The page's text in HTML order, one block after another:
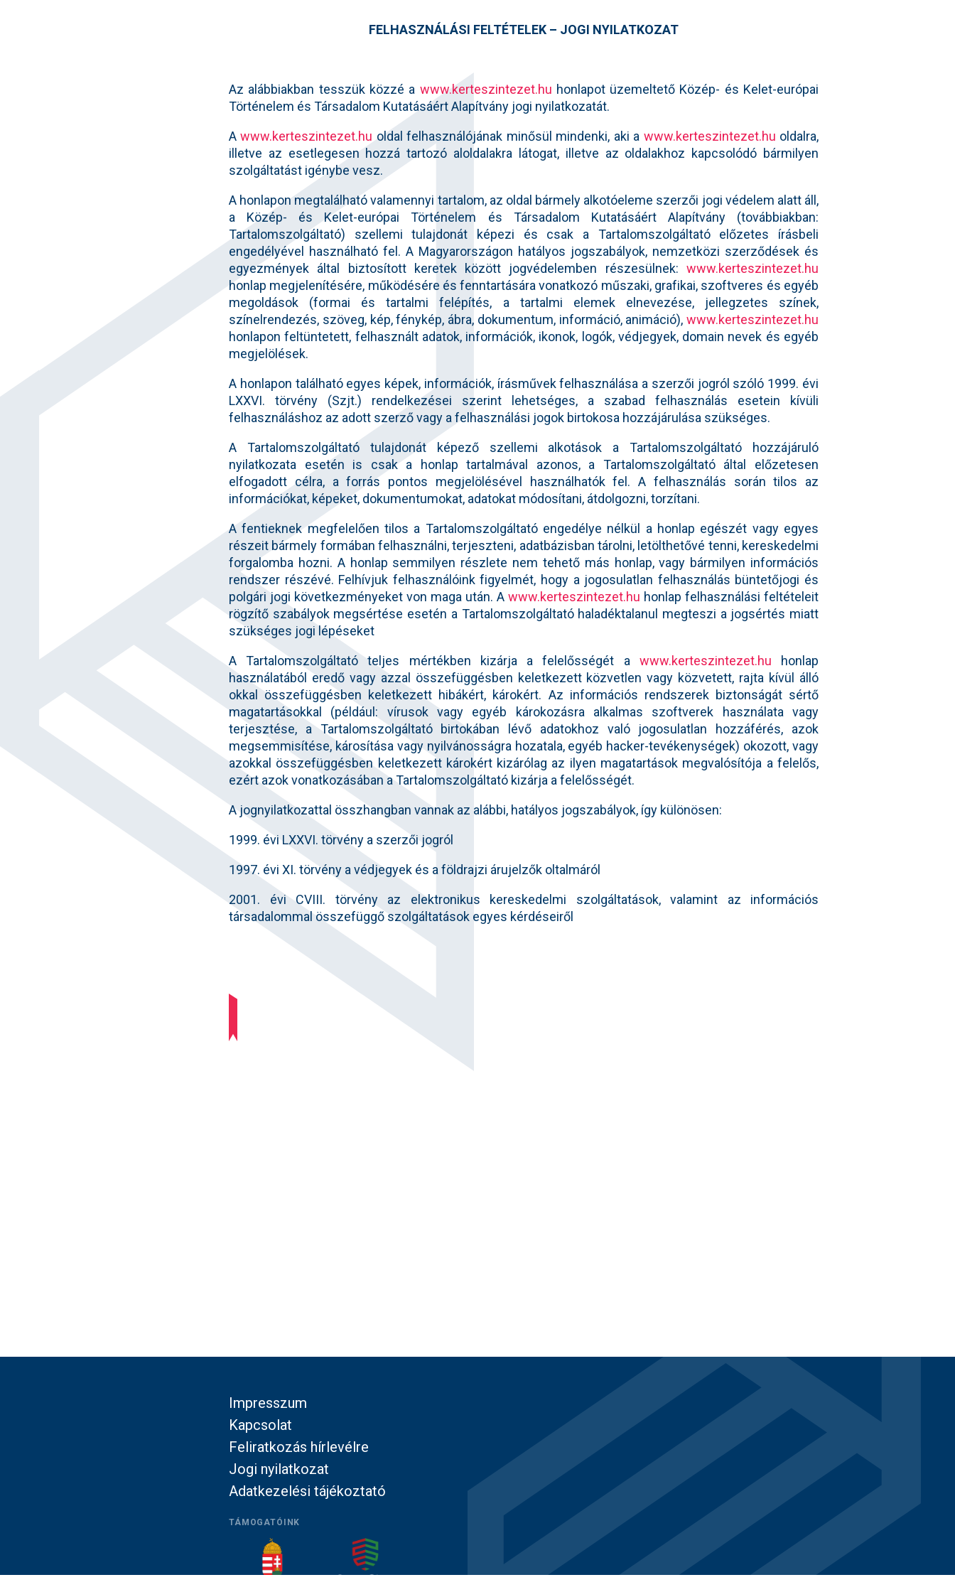
FELHASZNÁLÁSI FELTÉTELEK – JOGI NYILATKOZAT
Az alábbiakban tesszük közzé a www.kerteszintezet.hu honlapot üzemeltető Közép- és Kelet-európai
Történelem és Társadalom Kutatásáért Alapítvány jogi nyilatkozatát.
Awww.kerteszintezet.hu oldal felhasználójának minősül mindenki, aki a www.kerteszintezet.hu oldalra,
illetve az esetlegesen hozzá tartozó aloldalakra látogat, illetve az oldalakhoz kapcsolódó bármilyen
szolgáltatást igénybe vesz.
A honlapon megtalálható valamennyi tartalom, az oldal bármely alkotóeleme szerzői jogi védelem alatt áll,
a Közép- és Kelet-európai Történelem és Társadalom Kutatásáért Alapítvány (továbbiakban:
Tartalomszolgáltató) szellemi tulajdonát képezi és csak a Tartalomszolgáltató előzetes írásbeli
engedélyével használható fel. A Magyarországon hatályos jogszabályok, nemzetközi szerződések és
egyezmények által biztosított keretek között jogvédelemben részesülnek: www.kerteszintezet.hu
honlap megjelenítésére, működésére és fenntartására vonatkozó műszaki, grafikai, szoftveres és egyéb
megoldások (formai és tartalmi felépítés, a tartalmi elemek elnevezése, jellegzetes színek,
színelrendezés, szöveg, kép, fénykép, ábra, dokumentum, információ, animáció), www.kerteszintezet.hu
honlapon feltüntetett, felhasznált adatok, információk, ikonok, logók, védjegyek, domain nevek és egyéb
megjelölések.
A honlapon található egyes képek, információk, írásművek felhasználása a szerzői jogról szóló 1999. évi
LXXVI. törvény (Szjt.) rendelkezései szerint lehetséges, a szabad felhasználás esetein kívüli
felhasználáshoz az adott szerző vagy a felhasználási jogok birtokosa hozzájárulása szükséges.
A Tartalomszolgáltató tulajdonát képező szellemi alkotások a Tartalomszolgáltató hozzájáruló
nyilatkozata esetén is csak a honlap tartalmával azonos, a Tartalomszolgáltató által előzetesen
elfogadott célra, a forrás pontos megjelölésével használhatók fel. A felhasználás során tilos az
információkat, képeket, dokumentumokat, adatokat módosítani, átdolgozni, torzítani.
A fentieknek megfelelően tilos a Tartalomszolgáltató engedélye nélkül a honlap egészét vagy egyes
részeit bármely formában felhasználni, terjeszteni, adatbázisban tárolni, letölthetővé tenni, kereskedelmi
forgalomba hozni. A honlap semmilyen részlete nem tehető más honlap, vagy bármilyen információs
rendszer részévé. Felhívjuk felhasználóink figyelmét, hogy a jogosulatlan felhasználás büntetőjogi és
polgári jogi következményeket von maga után. A www.kerteszintezet.hu honlap felhasználási feltételeit
rögzítő szabályok megsértése esetén a Tartalomszolgáltató haladéktalanul megteszi a jogsértés miatt
szükséges jogi lépéseket
A Tartalomszolgáltató teljes mértékben kizárja a felelősségét a www.kerteszintezet.hu honlap
használatából eredő vagy azzal összefüggésben keletkezett közvetlen vagy közvetett, rajta kívül álló
okkal összefüggésben keletkezett hibákért, károkért. Az információs rendszerek biztonságát sértő
magatartásokkal (például: vírusok vagy egyéb károkozásra alkalmas szoftverek használata vagy
terjesztése, a Tartalomszolgáltató birtokában lévő adatokhoz való jogosulatlan hozzáférés, azok
megsemmisítése, károsítása vagy nyilvánosságra hozatala, egyéb hacker-tevékenységek) okozott, vagy
azokkal összefüggésben keletkezett károkért kizárólag az ilyen magatartások megvalósítója a felelős,
ezért azok vonatkozásában a Tartalomszolgáltató kizárja a felelősségét.
A jognyilatkozattal összhangban vannak az alábbi, hatályos jogszabályok, így különösen:
1999. évi LXXVI. törvény a szerzői jogról
1997. évi XI. törvény a védjegyek és a földrajzi árujelzők oltalmáról
2001. évi CVIII. törvény az elektronikus kereskedelmi szolgáltatások, valamint az információs
társadalommal összefüggő szolgáltatások egyes kérdéseiről
Impresszum
Kapcsolat
Feliratkozás hírlevélre
Jogi nyilatkozat
Adatkezelési tájékoztató
TÁMOGATÓINK